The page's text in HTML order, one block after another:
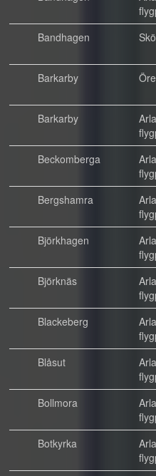
Bandhagen
Barkarby
Barkarby
Beckomberga
Bergshamra
Björkhagen
Björknäs
Blackeberg
Blåsut
Bollmora
Botkyrka